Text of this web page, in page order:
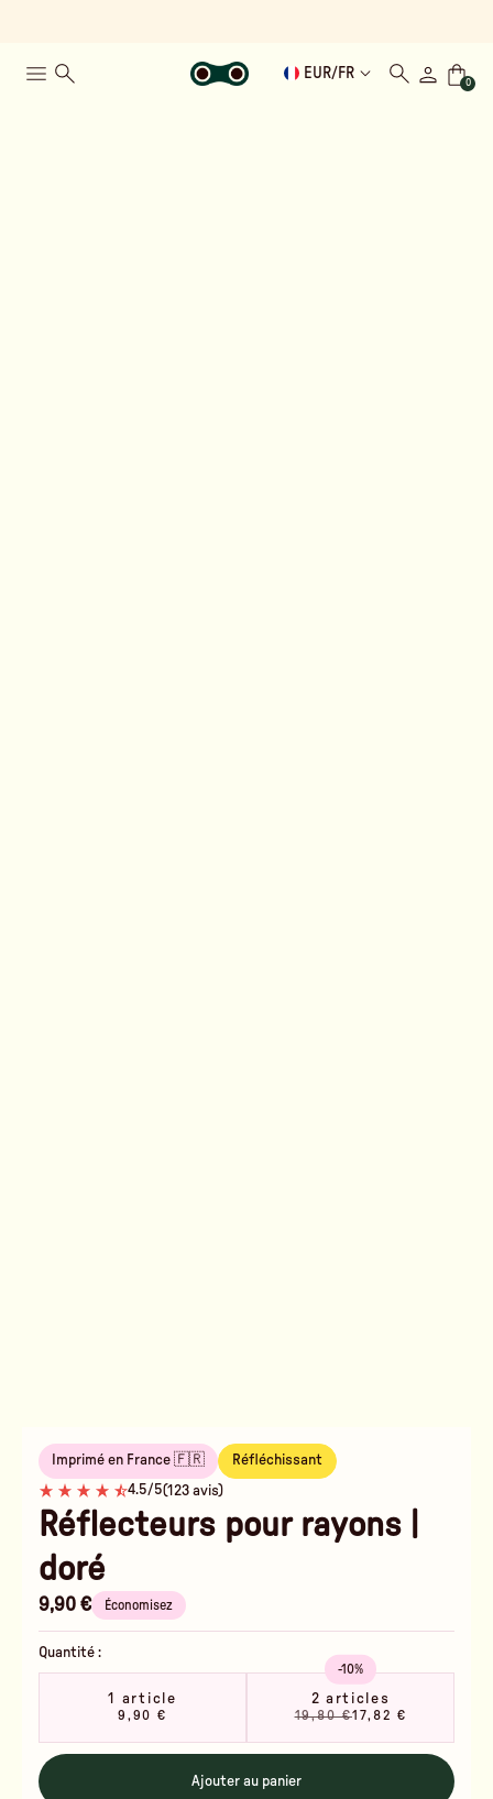
EUR/ FR
0
4.5/5(123 avis)
Imprimé en France 🇫🇷 Réfléchissant
Réflecteurs pour rayons |
doré
9,90 € Économisez
Quantité :
1 article
9,90 €
-10%
2 articles
19,80 €17,82 €
Ajouter au panier